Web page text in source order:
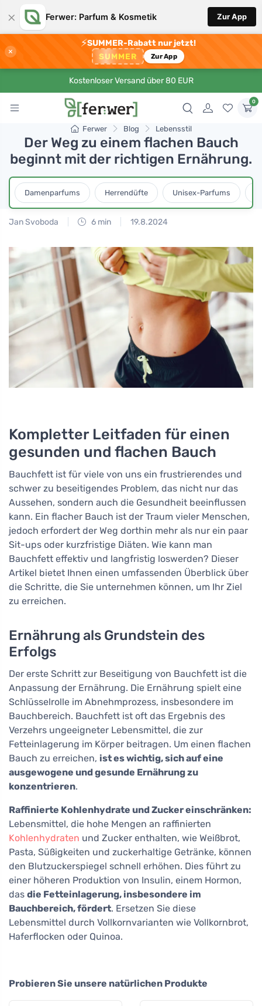
× Ferwer: Parfum & Kosmetik Zur App
×
⚡SUMMER-Rabatt nur jetzt!
SUMMER Zur App
Kostenloser Versand über 80 EUR
0
Ferwer Blog Lebensstil
Der Weg zu einem flachen Bauch
beginnt mit der richtigen Ernährung.
Damenparfums Herrendüfte Unisex-Parfums
Jan Svoboda 6 min 19.8.2024
Kompletter Leitfaden für einen
gesunden und flachen Bauch
Bauchfett ist für viele von uns ein frustrierendes und
schwer zu beseitigendes Problem, das nicht nur das
Aussehen, sondern auch die Gesundheit beeinflussen
kann. Ein flacher Bauch ist der Traum vieler Menschen,
jedoch erfordert der Weg dorthin mehr als nur ein paar
Sit-ups oder kurzfristige Diäten. Wie kann man
Bauchfett effektiv und langfristig loswerden? Dieser
Artikel bietet Ihnen einen umfassenden Überblick über
die Schritte, die Sie unternehmen können, um Ihr Ziel
zu erreichen.
Ernährung als Grundstein des
Erfolgs
Der erste Schritt zur Beseitigung von Bauchfett ist die
Anpassung der Ernährung. Die Ernährung spielt eine
Schlüsselrolle im Abnehmprozess, insbesondere im
Bauchbereich. Bauchfett ist oft das Ergebnis des
Verzehrs ungeeigneter Lebensmittel, die zur
Fetteinlagerung im Körper beitragen. Um einen flachen
Bauch zu erreichen, ist es wichtig, sich auf eine
ausgewogene und gesunde Ernährung zu
konzentrieren.
Raffinierte Kohlenhydrate und Zucker einschränken:
Lebensmittel, die hohe Mengen an raffinierten
Kohlenhydraten und Zucker enthalten, wie Weißbrot,
Pasta, Süßigkeiten und zuckerhaltige Getränke, können
den Blutzuckerspiegel schnell erhöhen. Dies führt zu
einer höheren Produktion von Insulin, einem Hormon,
das die Fetteinlagerung, insbesondere im
Bauchbereich, fördert. Ersetzen Sie diese
Lebensmittel durch Vollkornvarianten wie Vollkornbrot,
Haferflocken oder Quinoa.
Probieren Sie unsere natürlichen Produkte